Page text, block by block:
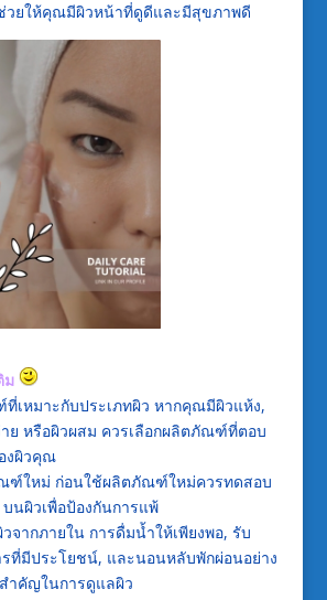
วยให้คุณมีผิวหน้าที่ดูดีและมีสุขภาพดี
ม
เหมาะกับประเภทผิว หากคุณมีผิวแห้ง,
ย หรือผิวผสม ควรเลือกผลิตภัณฑ์ที่ตอบ
งผิวคุณ
ฑ์ใหม่ ก่อนใช้ผลิตภัณฑ์ใหม่ควรทดสอบ
นผิวเพื่อป้องกันการแพ้
จากภายใน การดื่มน้ำให้เพียงพอ, รับ
ที่มีประโยชน์, และนอนหลับพักผ่อนอย่าง
ำคัญในการดูแลผิว